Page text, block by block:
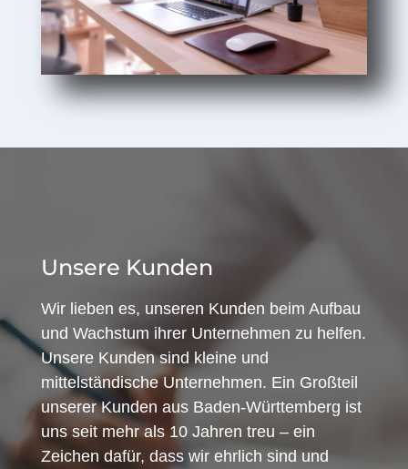
Unsere Kunden
Wir lieben es, unseren Kunden beim Aufbau
und Wachstum ihrer Unternehmen zu helfen.
Unsere Kunden sind kleine und
mittelständische Unternehmen. Ein Großteil
unserer Kunden aus Baden-Württemberg ist
uns seit mehr als 10 Jahren treu – ein
Zeichen dafür, dass wir ehrlich sind und